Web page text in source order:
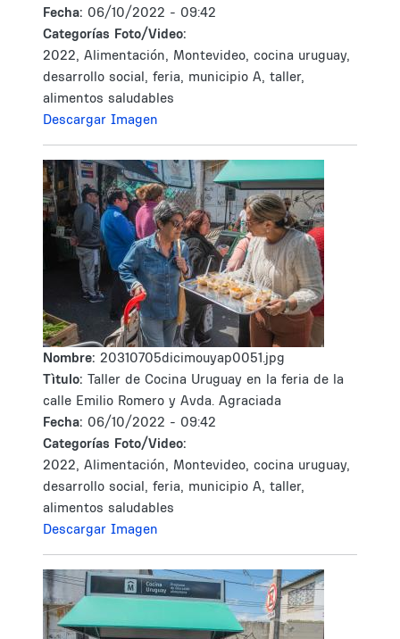
Fecha: 06/10/2022 - 09:42
Categorías Foto/Video:
2022, Alimentación, Montevideo, cocina uruguay,
desarrollo social, feria, municipio A, taller,
alimentos saludables
Descargar Imagen
Nombre: 20310705dicimouyap0051.jpg
Tìtulo: Taller de Cocina Uruguay en la feria de la
calle Emilio Romero y Avda. Agraciada
Fecha: 06/10/2022 - 09:42
Categorías Foto/Video:
2022, Alimentación, Montevideo, cocina uruguay,
desarrollo social, feria, municipio A, taller,
alimentos saludables
Descargar Imagen